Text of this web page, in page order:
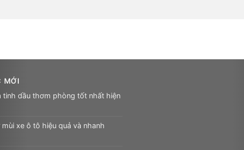
MỚI
tinh dầu thơm phòng tốt nhất hiện
xe ô tô hiệu quả và nhanh